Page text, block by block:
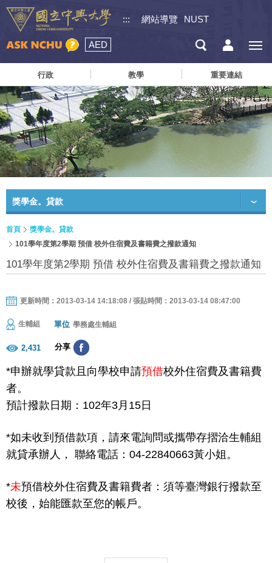
::: 網站導覽 NUST
AED
行政 教學 重要連結
獎學金。貸款
首頁
獎學金。貸款
101學年度第2學期 預借 校外住宿費及書籍費之撥款通知
101學年度第2學期 預借 校外住宿費及書籍費之撥款通知
更新時間：2013-03-14 14:18:08 / 張貼時間：2013-03-14 08:47:00
生輔組 單位 學務處生輔組
2,431 分享
*申辦就學貸款且向學校申請預借校外住宿費及書籍費
者。
預計撥款日期： 102年3月15日
*如未收到預借款項，請來電詢問或攜帶存摺洽生輔組
就貸承辦人， 聯絡電話：04-22840663黃小姐。
*未預借校外住宿費及書籍費者：須等臺灣銀行撥款至
校後，始能匯款至您的帳戶。